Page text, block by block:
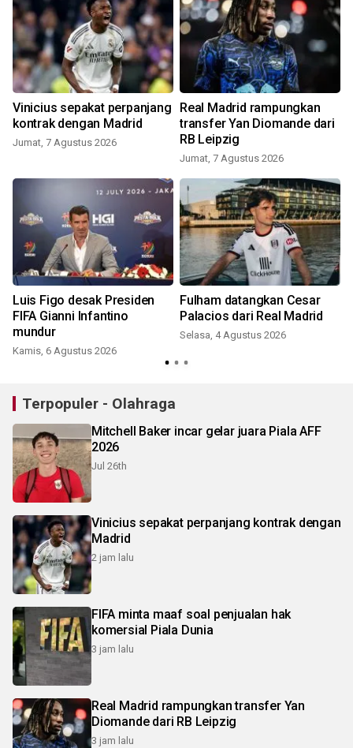
Vinicius sepakat perpanjang
kontrak dengan Madrid
Jumat, 7 Agustus 2026
Real Madrid rampungkan
transfer Yan Diomande dari
RB Leipzig
Jumat, 7 Agustus 2026
Luis Figo desak Presiden
FIFA Gianni Infantino
mundur
Kamis, 6 Agustus 2026
Fulham datangkan Cesar
Palacios dari Real Madrid
Selasa, 4 Agustus 2026
Terpopuler - Olahraga
Mitchell Baker incar gelar juara Piala AFF
2026
Jul 26th
Vinicius sepakat perpanjang kontrak dengan
Madrid
2 jam lalu
FIFA minta maaf soal penjualan hak
komersial Piala Dunia
3 jam lalu
Real Madrid rampungkan transfer Yan
Diomande dari RB Leipzig
3 jam lalu